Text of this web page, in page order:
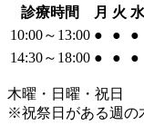
診療時間 月 火 水
10:00～13:00 ● ● ●
14:30～18:00 ● ● ●
木曜・日曜・祝日
※祝祭日がある週の